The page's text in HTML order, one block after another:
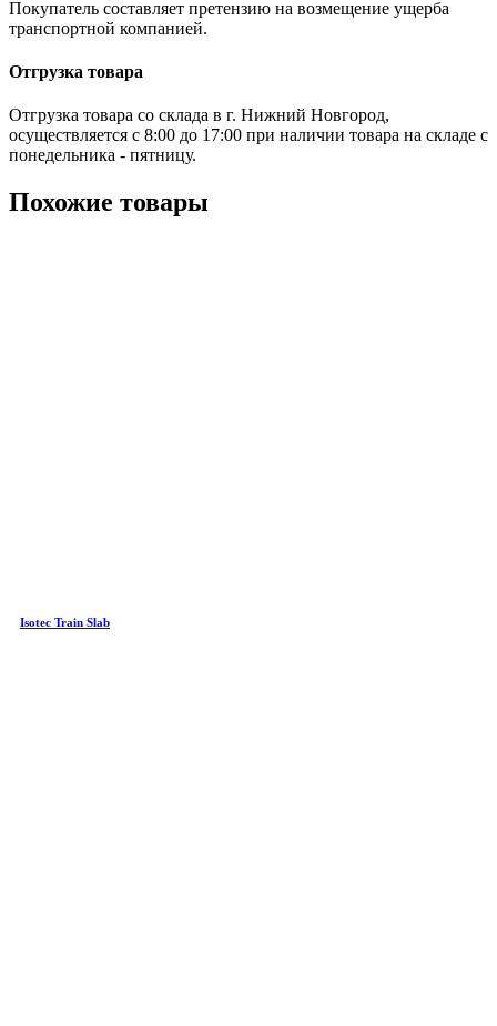
Покупатель составляет претензию на возмещение ущерба
транспортной компанией.
Отгрузка товара
Отгрузка товара со склада в г. Нижний Новгород,
осуществляется с 8:00 до 17:00 при наличии товара на складе с
понедельника - пятницу.
Похожие товары
Isotec Train Slab